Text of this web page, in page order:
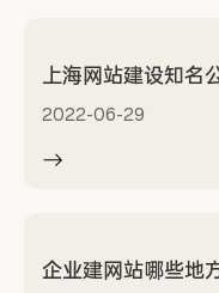
上海网站建设知名
2022-06-29
企业建网站哪些地